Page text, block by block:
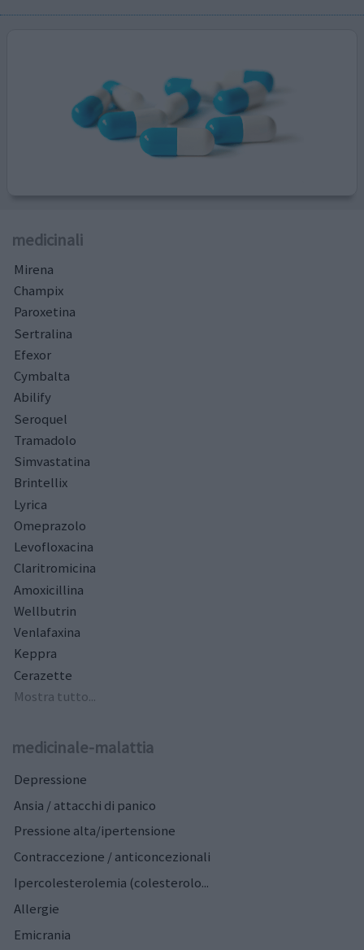
medicinali
Mirena
Champix
Paroxetina
Sertralina
Efexor
Cymbalta
Abilify
Seroquel
Tramadolo
Simvastatina
Brintellix
Lyrica
Omeprazolo
Levofloxacina
Claritromicina
Amoxicillina
Wellbutrin
Venlafaxina
Keppra
Cerazette
Mostra tutto...
medicinale-malattia
Depressione
Ansia / attacchi di panico
Pressione alta/ipertensione
Contraccezione / anticoncezionali
Ipercolesterolemia (colesterolo...
Allergie
Emicrania